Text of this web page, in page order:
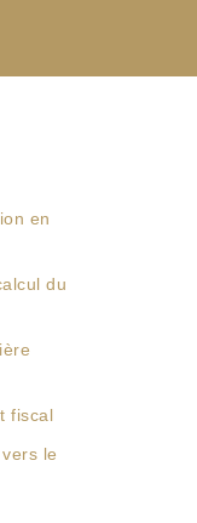
en
du
fiscal
le